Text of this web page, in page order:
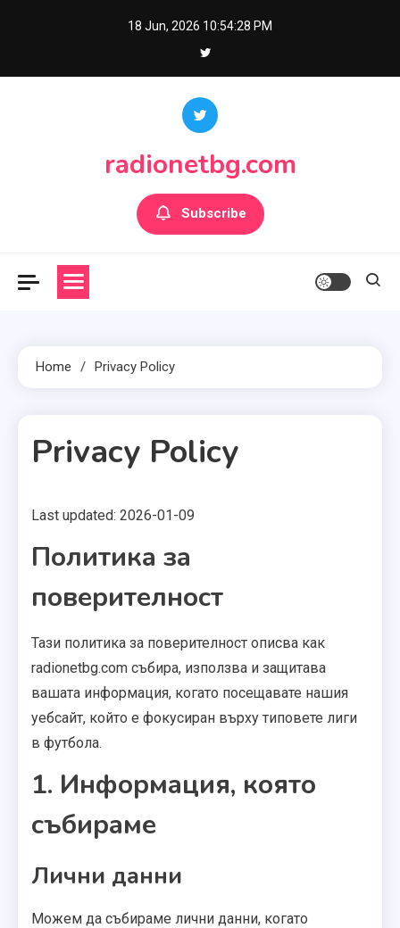
18 Jun, 2026 10:54:28 PM
radionetbg.com
Subscribe
Home Privacy Policy
Privacy Policy
1 MIN READ
Last updated: 2026-01-09
Политика за
поверителност
Тази политика за поверителност описва как
radionetbg.com събира, използва и защитава
вашата информация, когато посещавате нашия
уебсайт, който е фокусиран върху типовете лиги
в футбола.
1. Информация, която
събираме
Лични данни
Можем да събираме лични данни, когато